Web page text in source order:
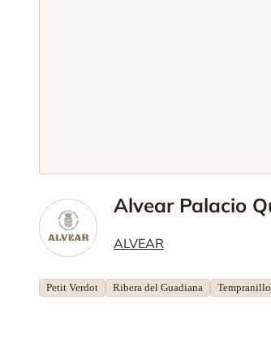
Alvear Palacio
ALVEAR
Petit Verdot Ribera del Guadiana Tempranillo